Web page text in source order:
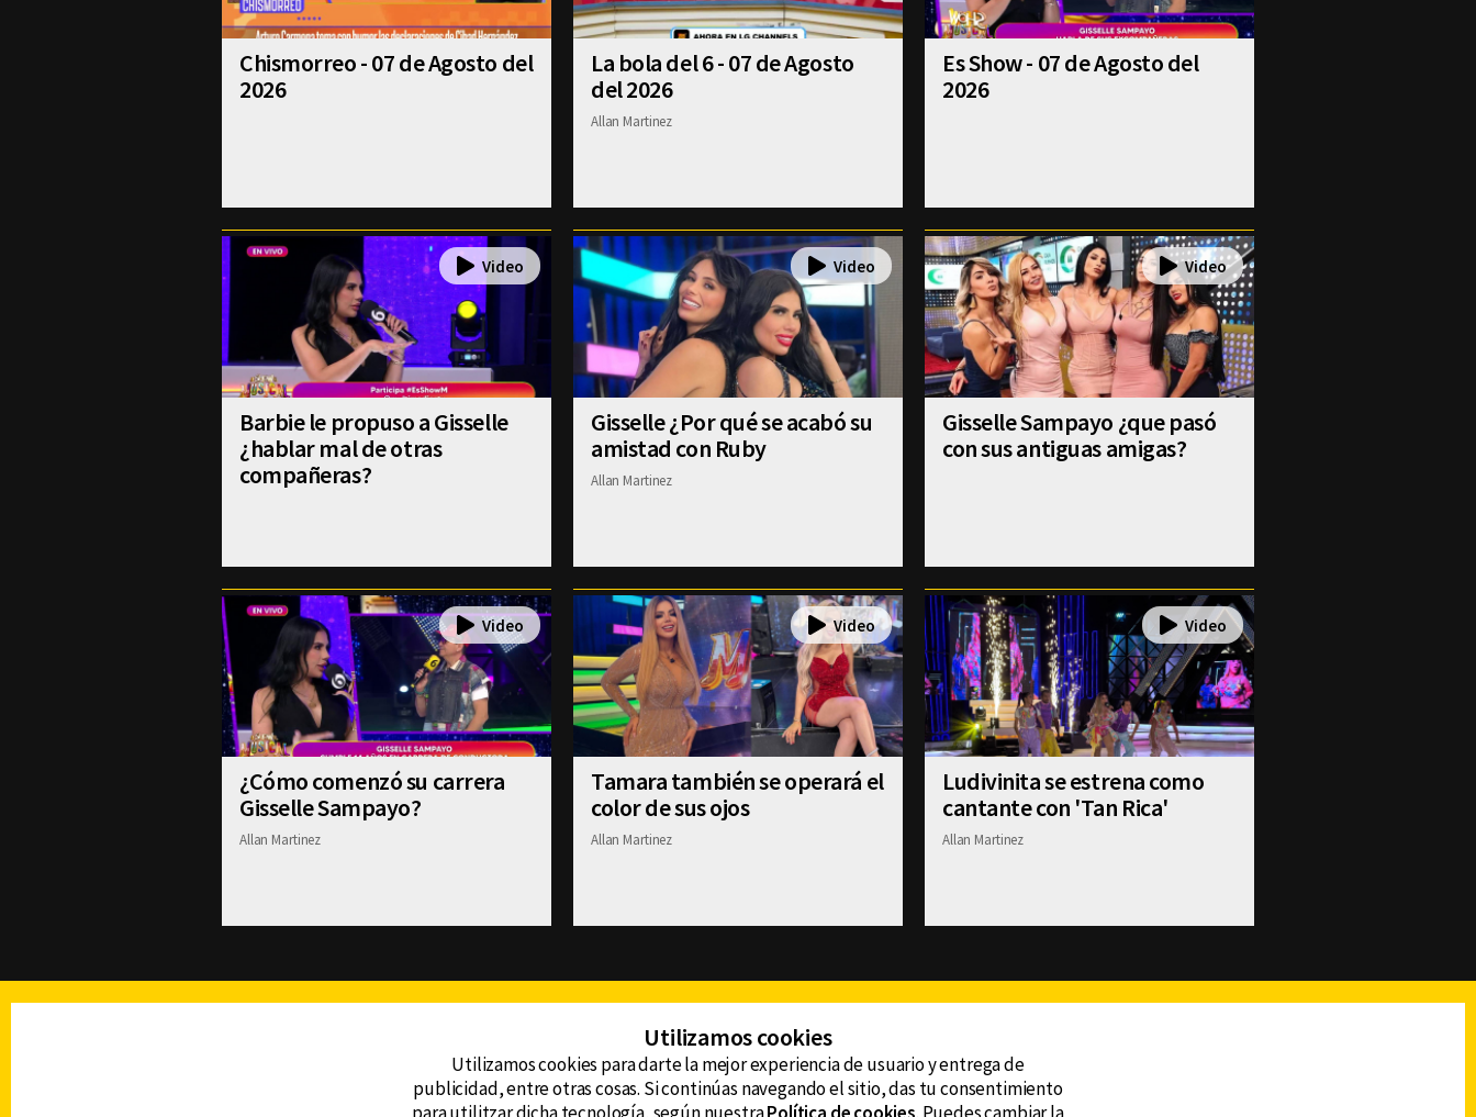
Chismorreo - 07 de Agosto del
2026
La bola del 6 - 07 de Agosto
del 2026
Allan Martinez
Es Show - 07 de Agosto del
2026
Barbie le propuso a Gisselle
¿hablar mal de otras
compañeras?
Gisselle ¿Por qué se acabó su
amistad con Ruby
Allan Martinez
Gisselle Sampayo ¿que pasó
con sus antiguas amigas?
¿Cómo comenzó su carrera
Gisselle Sampayo?
Allan Martinez
Tamara también se operará el
color de sus ojos
Allan Martinez
Ludivinita se estrena como
cantante con 'Tan Rica'
Allan Martinez
DERECHOS RESERVADOS © CANAL 6 2026
CONTACTO
Utilizamos cookies
Utilizamos cookies para darte la mejor experiencia de usuario y entrega de
publicidad, entre otras cosas. Si continúas navegando el sitio, das tu consentimiento